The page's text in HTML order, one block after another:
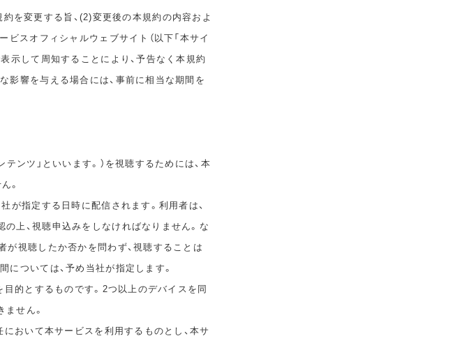
を変更する旨、(2)変更後の本規約の内容およ
スオフィシャルウェブサイト（以下「本サイ
示して周知することにより、予告なく本規約
影響を与える場合には、事前に相当な期間を
ンツ」といいます。）を視聴するためには、本
。
が指定する日時に配信されます。利用者は、
上、視聴申込みをしなければなりません。な
が視聴したか否かを問わず、視聴することは
については、予め当社が指定します。
的とするものです。2つ以上のデバイスを同
せん。
おいて本サービスを利用するものとし、本サ